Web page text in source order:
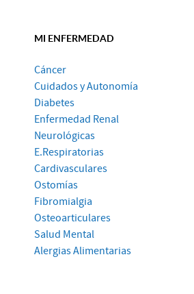
MI ENFERMEDAD
Cáncer
Cuidados y Autonomía
Diabetes
Enfermedad Renal
Neurológicas
E.Respiratorias
Cardivasculares
Ostomías
Fibromialgia
Osteoarticulares
Salud Mental
Alergias Alimentarias